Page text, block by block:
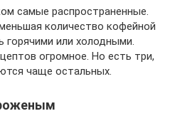
самые распространенные.
количество кофейной
горячими или холодными.
огромное. Но есть три,
чаще остальных.